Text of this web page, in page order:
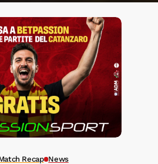
Recap News